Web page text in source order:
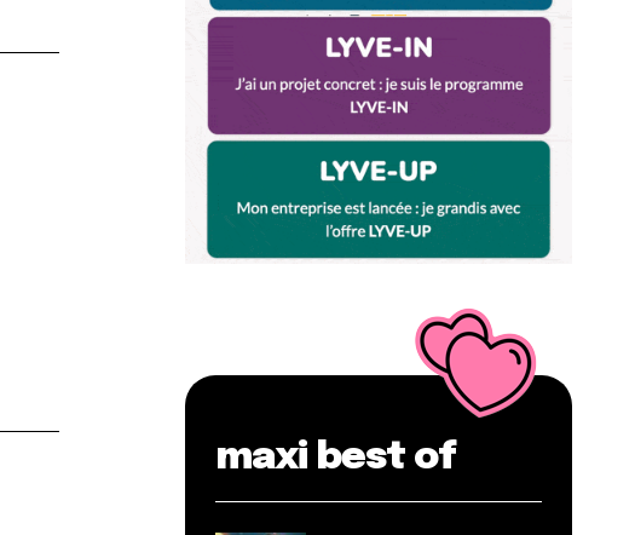
maxi best of